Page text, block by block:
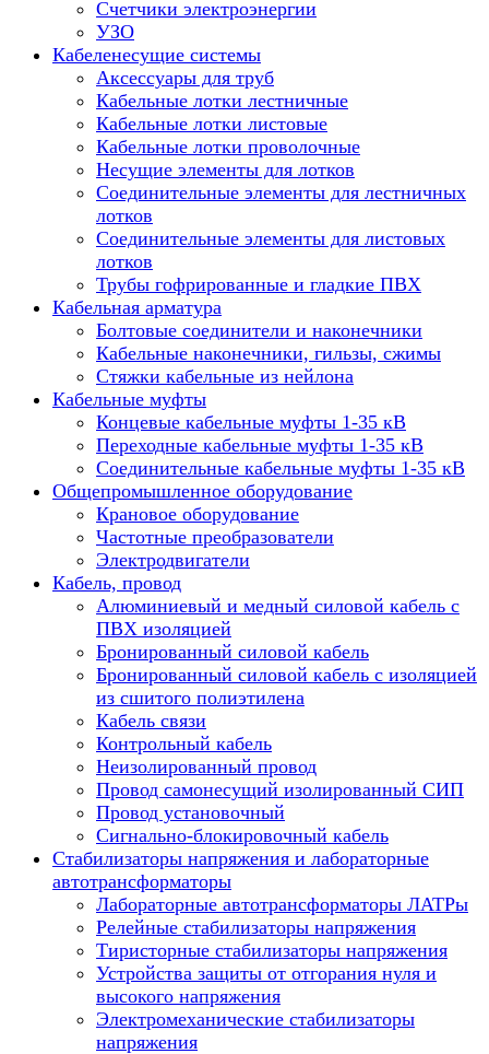
Счетчики электроэнергии
УЗО
Кабеленесущие системы
Аксессуары для труб
Кабельные лотки лестничные
Кабельные лотки листовые
Кабельные лотки проволочные
Несущие элементы для лотков
Соединительные элементы для лестничных
лотков
Соединительные элементы для листовых
лотков
Трубы гофрированные и гладкие ПВХ
Кабельная арматура
Болтовые соединители и наконечники
Кабельные наконечники, гильзы, сжимы
Стяжки кабельные из нейлона
Кабельные муфты
Концевые кабельные муфты 1-35 кВ
Переходные кабельные муфты 1-35 кВ
Соединительные кабельные муфты 1-35 кВ
Общепромышленное оборудование
Крановое оборудование
Частотные преобразователи
Электродвигатели
Кабель, провод
Алюминиевый и медный силовой кабель с
ПВХ изоляцией
Бронированный силовой кабель
Бронированный силовой кабель с изоляцией
из сшитого полиэтилена
Кабель связи
Контрольный кабель
Неизолированный провод
Провод самонесущий изолированный СИП
Провод установочный
Сигнально-блокировочный кабель
Стабилизаторы напряжения и лабораторные
автотрансформаторы
Лабораторные автотрансформаторы ЛАТРы
Релейные стабилизаторы напряжения
Тиристорные стабилизаторы напряжения
Устройства защиты от отгорания нуля и
высокого напряжения
Электромеханические стабилизаторы
напряжения